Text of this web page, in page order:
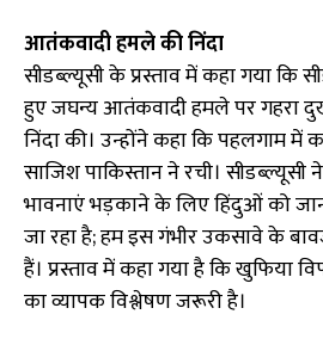
आतंकवादी हमले की निंदा
सीडब्ल्यूसी के प्रस्ताव में कहा गया कि
हुए जघन्य आतंकवादी हमले पर गहरा
निंदा की। उन्होंने कहा कि पहलगाम
साजिश पाकिस्तान ने रची।
भावनाएं भड़काने के लिए हिंदुओं को
जा रहा है; हम इस गंभीर उकसावे के
हैं। प्रस्ताव में कहा गया है कि खुफिया
का व्यापक विश्लेषण जरूरी है।